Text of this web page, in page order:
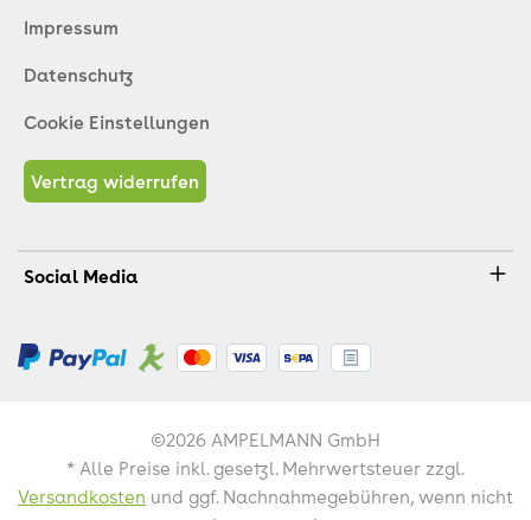
Impressum
Datenschutz
Cookie Einstellungen
Vertrag widerrufen
Social Media
©2026 AMPELMANN GmbH
* Alle Preise inkl. gesetzl. Mehrwertsteuer zzgl.
Versandkosten und ggf. Nachnahmegebühren, wenn nicht